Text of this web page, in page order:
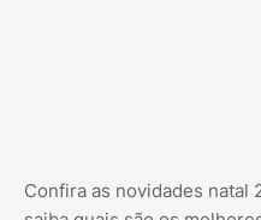
Confira as novidades natal